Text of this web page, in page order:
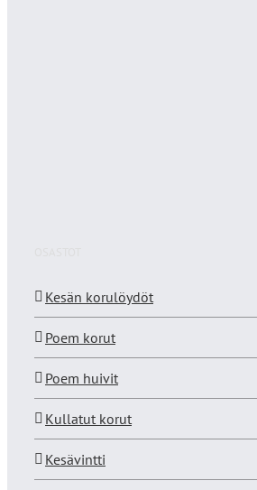
Kesän korulöydöt
Poem korut
Poem huivit
Kullatut korut
Kesävintti